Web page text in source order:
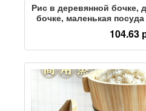
Рис в деревянной бочке,
бочке, маленькая
деревянная тарелка,
раков, большое104.63